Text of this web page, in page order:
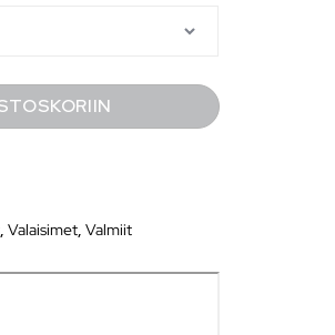
,Valaisimet ,Valmiit